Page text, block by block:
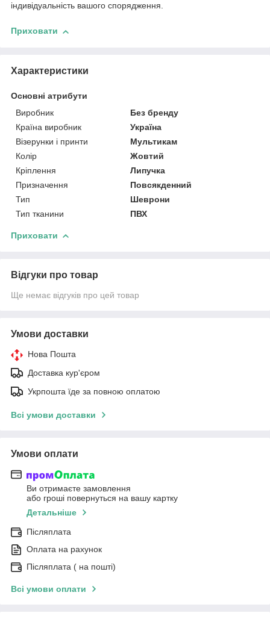
індивідуальність вашого спорядження.
Приховати
Характеристики
Основні атрибути
Виробник
Без бренду
Країна виробник
Україна
Візерунки і принти
Мультикам
Колір
Жовтий
Кріплення
Липучка
Призначення
Повсякденний
Тип
Шеврони
Тип тканини
ПВХ
Приховати
Відгуки про товар
Ще немає відгуків про цей товар
Умови доставки
Нова Пошта
Доставка кур'єром
Укрпошта їде за повною оплатою
Всі умови доставки
Умови оплати
Ви отримаєте замовлення
або гроші повернуться на вашу картку
Детальніше
Післяплата
Оплата на рахунок
Післяплата ( на пошті)
Всі умови оплати